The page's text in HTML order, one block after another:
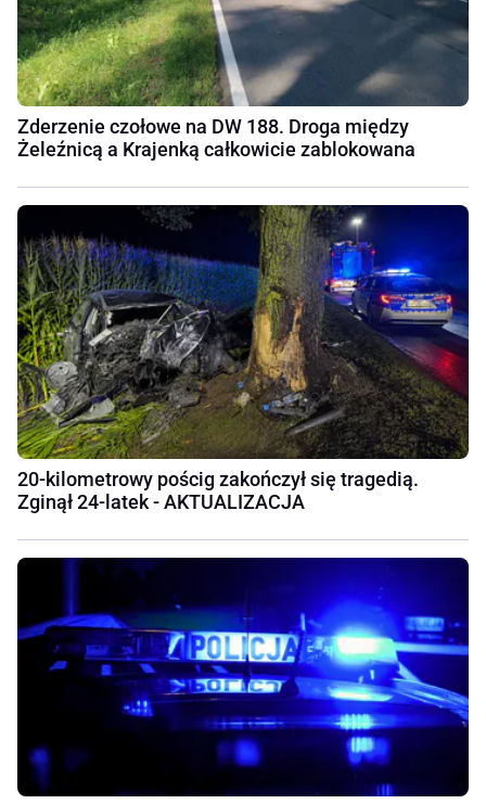
Zderzenie czołowe na DW 188. Droga między
Żeleźnicą a Krajenką całkowicie zablokowana
20-kilometrowy pościg zakończył się tragedią.
Zginął 24-latek - AKTUALIZACJA